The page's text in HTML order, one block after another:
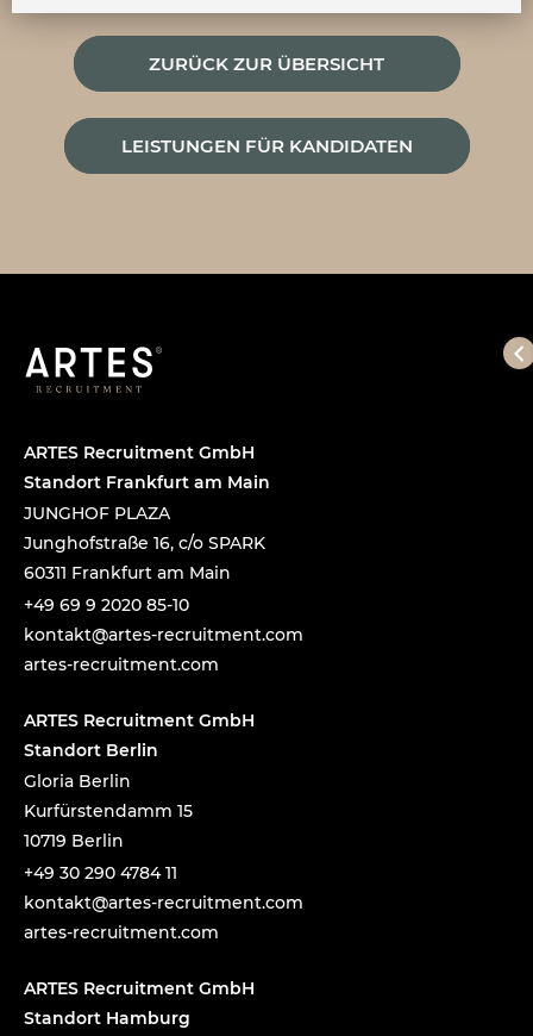
ZURÜCK ZUR ÜBERSICHT
LEISTUNGEN FÜR KANDIDATEN
ARTES Recruitment GmbH
Standort Frankfurt am Main
JUNGHOF PLAZA
Junghofstraße 16, c/o SPARK
60311 Frankfurt am Main
+49 69 9 2020 85-10
moc.t
nemti
urcer
-setr
a@tka
tnok
artes-recruitment.com
ARTES Recruitment GmbH
Standort Berlin
Gloria Berlin
Kurfürstendamm 15
10719 Berlin
+49 30 290 4784 11
moc.t
nemti
urcer
-setr
a@tka
tnok
artes-recruitment.com
ARTES Recruitment GmbH
Standort Hamburg